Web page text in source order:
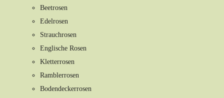
Beetrosen
Edelrosen
Strauchrosen
Englische Rosen
Kletterrosen
Ramblerrosen
Bodendeckerrosen